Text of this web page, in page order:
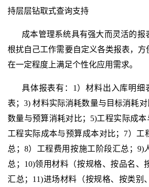
持层层钻取式查询支持
成本管理系统具有强大而灵活的报
根扰自己工作需要自定义各类报表，方
在一定程度上满足个性化应用需求。
具体报表有：1）材料出入库明细
表；3) 材料实际消耗数量与目标消耗
数量与预算消耗对比；5)工程实际成
工程实际成本与预算成本对比；7）工
总；8）工程费用按施工阶段汇总；9)
总；10)领用材料（按规格、按品名、
汇总；11)进场材料（按规格、按类别